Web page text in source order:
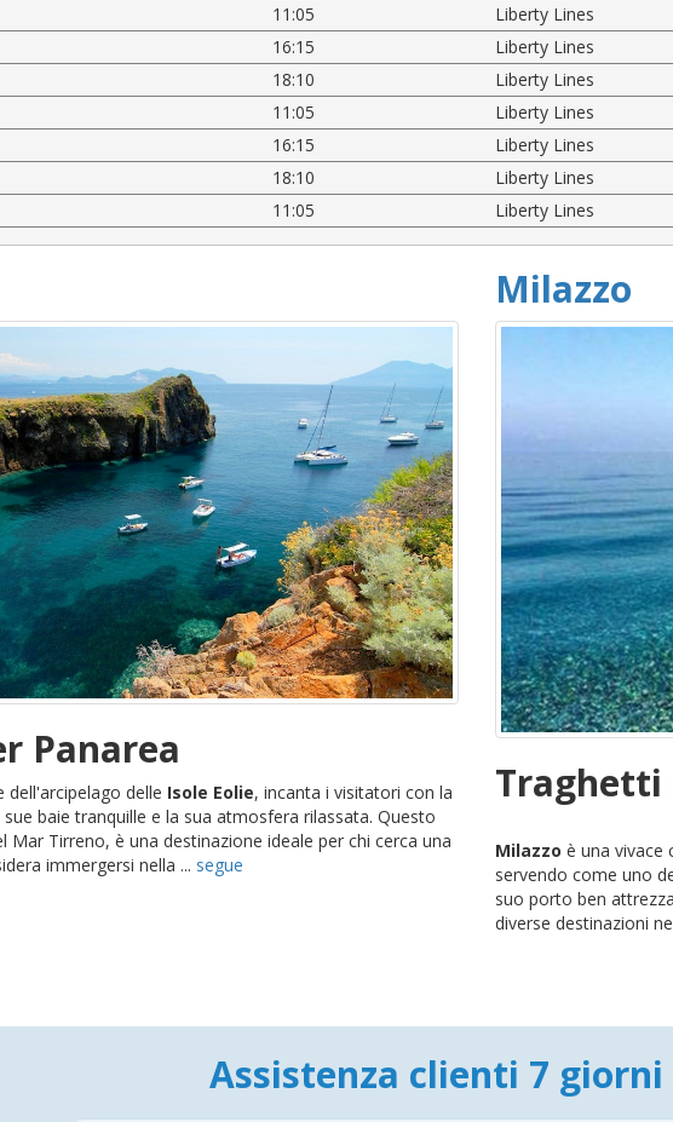
11:05 Liberty Lines
16:15 Liberty Lines
18:10 Liberty Lines
11:05 Liberty Lines
16:15 Liberty Lines
18:10 Liberty Lines
11:05 Liberty Lines
Panarea
dell'arcipelago delle Isole Eolie, incanta i visitatori con la
baie tranquille e la sua atmosfera rilassata. Questo
Mar Tirreno, è una destinazione ideale per chi cerca una
immergersi nella ... segue
Milazzo
Traghetti
Milazzo è una vivace
servendo come uno
suo porto ben
diverse destinazioni
Assistenza clienti 7 giorni